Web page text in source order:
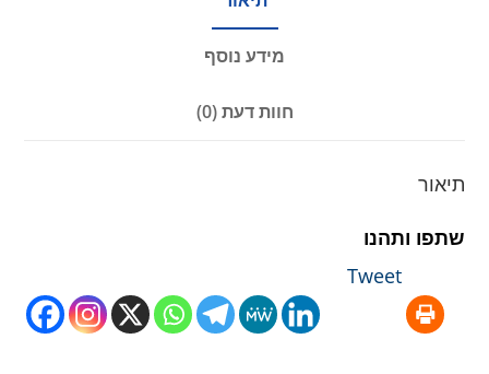
מידע נוסף
חוות דעת (0)
תיאור
שתפו ותהנו
Tweet